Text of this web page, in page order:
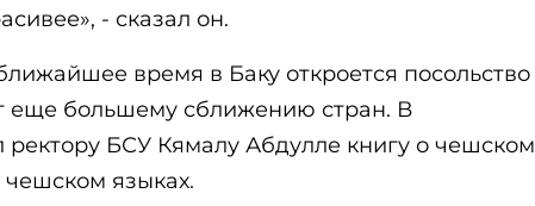
- сказал он.
время в Баку откроется посольство
еще большему сближению стран. В
БСУ Кямалу Абдулле книгу о чешском
чешском языках.